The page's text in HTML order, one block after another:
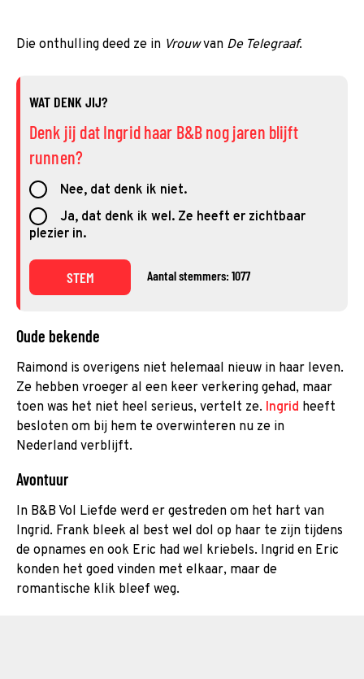
Die onthulling deed ze in Vrouwvan De Telegraaf.
WAT DENK JIJ?
Denk jij dat Ingrid haar B&B nog jaren blijft
runnen?
Nee, dat denk ik niet.
Ja, dat denk ik wel. Ze heeft er zichtbaar
plezier in.
STEM Aantal stemmers: 1077
Oude bekende
Raimond is overigens niet helemaal nieuw in haar leven.
Ze hebben vroeger al een keer verkering gehad, maar
toen was het niet heel serieus, vertelt ze. Ingrid heeft
besloten om bij hem te overwinteren nu ze in
Nederland verblijft.
Avontuur
In B&B Vol Liefde werd er gestreden om het hart van
Ingrid. Frank bleek al best wel dol op haar te zijn tijdens
de opnames en ook Eric had wel kriebels. Ingrid en Eric
konden het goed vinden met elkaar, maar de
romantische klik bleef weg.